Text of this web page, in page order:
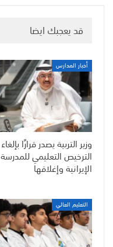
قد يعجبك ايضا
أخبار المدارس
وزير التربية يصدر قرارًا بإلغاء
الترخيص التعليمي للمدرسة
الإيرانية وإغلاقها
التعليم العالي